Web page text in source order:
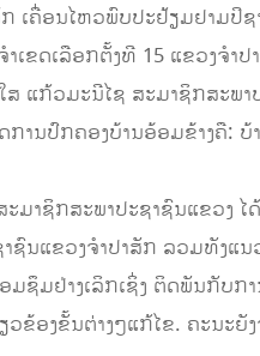
ເຄື່ອນໄຫວພົບປະຢ້ຽມຢາມປິ
າເຂດເລືອກຕັ້ງທີ 15 ແຂວງຈໍ
ແກ້ວມະນີໄຊ ສະມາຊິກສະພາ
ານປົກຄອງບ້ານອ້ອມຂ້າງຄື: ບ້
າຊິກສະພາປະຊາຊົນແຂວງ ໄດ້
ນແຂວງຈໍາປາສັກ ລວມທັງແນ
ມຢ່າງເລິກເຊິ່ງ ຕິດພັນກັບກາ
ຂ້ອງຂັ້ນຕ່າງໆແກ້ໄຂ. ຄະນະຍັ